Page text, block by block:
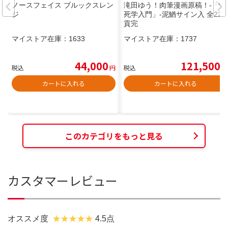
ノースフェイス ブルックスレン
ジ
マイストア在庫： 1633
税込 44,000円
カートに入れる
滝田ゆう！肉筆漫画原稿！-「憤
死学入門」-泥鰌サイン入 全22
貢完
マイストア在庫： 1737
税込 121,500
カートに入れる
このカテゴリをもっと見る
カスタマーレビュー
オススメ度 4.5点